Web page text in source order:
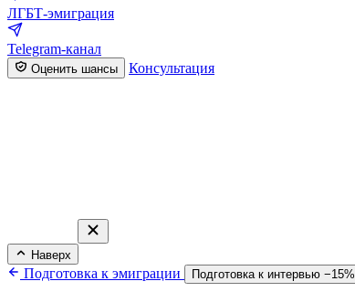
ЛГБТ-эмиграция
Telegram-канал
Оценить шансы Консультация
Наверх
Подготовка к эмиграции Подготовка к интервью −15%